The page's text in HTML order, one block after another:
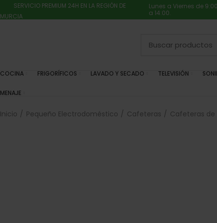
SERVICIO PREMIUM 24H EN LA REGIÓN DE
MURCIA
Lunes a Viernes de
a 14:00.
COCINA FRIGORÍFICOS LAVADO Y SECADO TELEVISIÓN
MENAJE
Inicio Pequeño Electrodoméstico Cafeteras Cafeteras de